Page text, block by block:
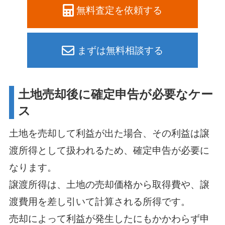
無料査定を依頼する
まずは無料相談する
土地売却後に確定申告が必要なケー
ス
土地を売却して利益が出た場合、その利益は譲
渡所得として扱われるため、確定申告が必要に
なります。
譲渡所得は、土地の売却価格から取得費や、譲
渡費用を差し引いて計算される所得です。
売却によって利益が発生したにもかかわらず申